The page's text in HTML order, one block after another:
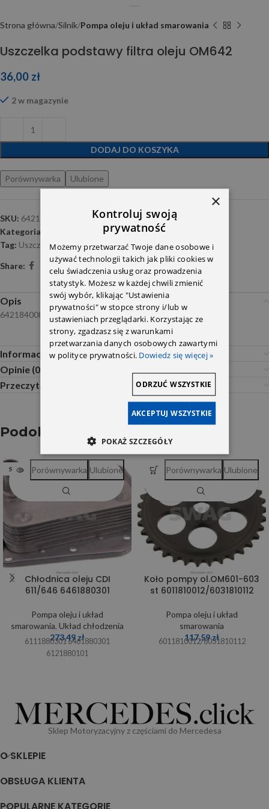
Strona główna Silnik Pompa oleju i układ smarowania
Uszczelka podstawy filtra oleju OM642
36,00 zł
2 w magazynie
DODAJ DO KOSZYKA
Porównywarka Ulubione
SKU: 6421840080
Kategoria:
Pompa oleju i układ smarowania
Tag: Uszczelnienia-OM642
Share:
Opis
6421840080
Informacje dodatkowe
Opinie (0)
Przeczytaj Przed Zakupem
Podobne produkty
SOLD OUT
Chłodnica oleju CDI
611/646 6461880301
Pompa oleju i układ
smarowania, Układ chłodzenia
273,49 zł
6111880301 6461880301
6121880101
Porównywarka Ulubione
Koło pompy ol.OM601-603
st 6011810012/6031810112
Pompa oleju i układ
smarowania
117,59zł
6011810012/6031810112
Porównywarka Ulubione
Sklep Motoryzacyjny z częściami do Mercedesa
O SKLEPIE
OBSŁUGA KLIENTA
×
Kontroluj swoją
prywatność
Możemy przetwarzać Twoje dane osobowe i
używać technologii takich jak pliki cookies w
celu świadczenia usług oraz prowadzenia
statystyk. Możesz w każdej chwili zmienić
swój wybór, klikając "Ustawienia
prywatności" w stopce strony i/lub w
ustawieniach przeglądarki. Korzystając ze
strony, zgadzasz się z warunkami
przetwarzania danych osobowych zawartymi
w polityce prywatności. Dowiedz się więcej »
AKCEPTUJ WSZYSTKIE
ODRZUĆ WSZYSTKIE
POKAŻ SZCZEGÓŁY